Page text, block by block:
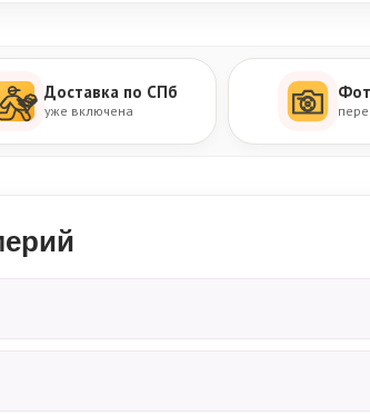
Доставка по СПб
уже включена